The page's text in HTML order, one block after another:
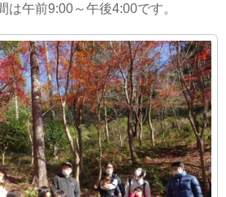
午前9:00～午後4:00です。